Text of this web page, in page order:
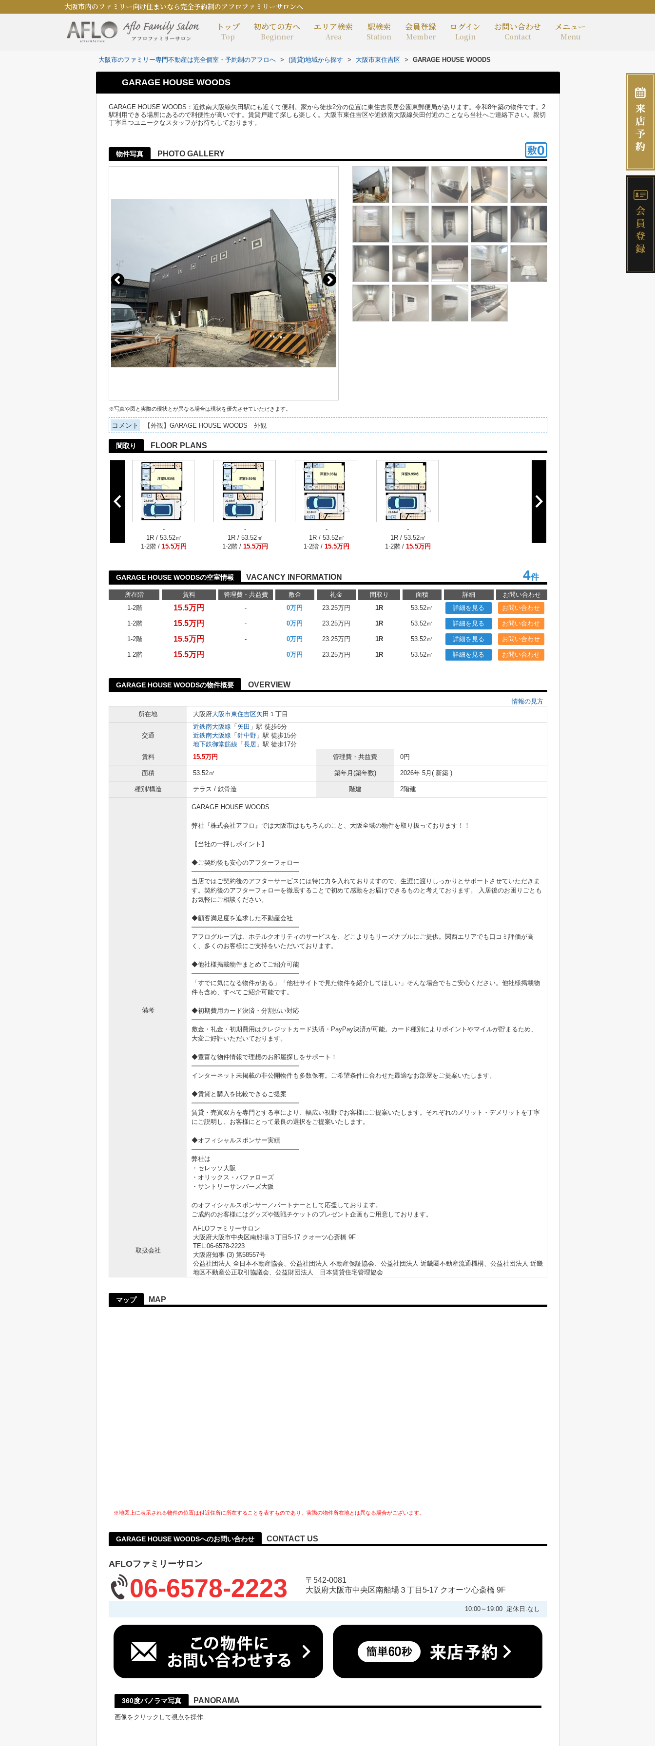
大阪市内のファミリー向け住まいなら完全予約制のアフロファミリーサロンへ
トップ
Top
初めての方へ
Beginner
エリア検索
Area
駅検索
Station
会員登録
Member
ログイン
Login
お問い合わせ
Contact
メニュー
Menu
大阪市のファミリー専門不動産は完全個室・予約制のアフロへ > (賃貸)地域から探す > 大阪市東住吉区 > GARAGE HOUSE WOODS
GARAGE HOUSE WOODS
GARAGE HOUSE WOODS：近鉄南大阪線矢田駅にも近くて便利。家から徒歩2分の位置に東住吉長居公園東郵便局があります。令和8年築の物件です。2
駅利用できる場所にあるので利便性が高いです。賃貸戸建て探しも楽しく。大阪市東住吉区や近鉄南大阪線矢田付近のことなら当社へご連絡下さい。親切
丁寧且つユニークなスタッフがお待ちしております。
物件写真 PHOTO GALLERY
※写真や図と実際の現状とが異なる場合は現状を優先させていただきます。
コメント 【外観】GARAGE HOUSE WOODS 外観
間取り FLOOR PLANS
-
1R / 53.52㎡
1-2階 / 15.5万円
-
1R / 53.52㎡
1-2階 / 15.5万円
-
1R / 53.52㎡
1-2階 / 15.5万円
-
1R / 53.52㎡
1-2階 / 15.5万円
GARAGE HOUSE WOODSの空室情報 VACANCY INFORMATION 4件
所在階 賃料 管理費・共益費 敷金 礼金 間取り 面積 詳細
お問い合わせ
1-2階
15.5万円 - 0万円 23.25万円 1R 53.52㎡ 詳細を見る お問い合わせ
1-2階 15.5万円 - 0万円 23.25万円 1R 53.52㎡ 詳細を見る お問い合わせ
1-2階 15.5万円 - 0万円 23.25万円 1R 53.52㎡ 詳細を見る お問い合わせ
1-2階 15.5万円 - 0万円 23.25万円 1R 53.52㎡ 詳細を見る お問い合わせ
GARAGE HOUSE WOODSの物件概要 OVERVIEW
情報の見方
所在地
大阪府大阪市東住吉区矢田 １丁目
交通
近鉄南大阪線 「 矢田 」駅 徒歩6分
近鉄南大阪線 「 針中野 」駅 徒歩15分
地下鉄御堂筋線 「 長居 」駅 徒歩17分
賃料
15.5万円 管理費・共益費 0円
面積 53.52㎡ 築年月(築年数) 2026年 5月( 新築 )
種別/構造 テラス / 鉄骨造 階建 2階建
備考
GARAGE HOUSE WOODS
弊社『株式会社アフロ』では大阪市はもちろんのこと、大阪全域の物件を取り扱っております！！
【当社の一押しポイント】
◆ご契約後も安心のアフターフォロー
━━━━━━━━━━━━━━━━━
当店ではご契約後のアフターサービスには特に力を入れておりますので、生涯に渡りしっかりとサポートさせていただきま
す。契約後のアフターフォローを徹底することで初めて感動をお届けできるものと考えております。 入居後のお困りごとも
お気軽にご相談ください。
◆顧客満足度を追求した不動産会社
━━━━━━━━━━━━━━━━━
アフログループは、ホテルクオリティのサービスを、どこよりもリーズナブルにご提供。関西エリアでも口コミ評価が高
く、多くのお客様にご支持をいただいております。
◆他社様掲載物件まとめてご紹介可能
━━━━━━━━━━━━━━━━━
「すでに気になる物件がある」「他社サイトで見た物件を紹介してほしい」そんな場合でもご安心ください。他社様掲載物
件も含め、すべてご紹介可能です。
◆初期費用カード決済・分割払い対応
━━━━━━━━━━━━━━━━━
敷金・礼金・初期費用はクレジットカード決済・PayPay決済が可能。カード種別によりポイントやマイルが貯まるため、
大変ご好評いただいております。
◆豊富な物件情報で理想のお部屋探しをサポート！
━━━━━━━━━━━━━━━━━
インターネット未掲載の非公開物件も多数保有。ご希望条件に合わせた最適なお部屋をご提案いたします。
◆賃貸と購入を比較できるご提案
━━━━━━━━━━━━━━━━━
賃貸・売買双方を専門とする事により、幅広い視野でお客様にご提案いたします。それぞれのメリット・デメリットを丁寧
にご説明し、お客様にとって最良の選択をご提案いたします。
◆オフィシャルスポンサー実績
━━━━━━━━━━━━━━━━━
弊社は
・セレッソ大阪
・オリックス・バファローズ
・サントリーサンバーズ大阪
のオフィシャルスポンサー／パートナーとして応援しております。
ご成約のお客様にはグッズや観戦チケットのプレゼント企画もご用意しております。
取扱会社
AFLOファミリーサロン
大阪府大阪市中央区南船場３丁目5-17 クオーツ心斎橋 9F
TEL:06-6578-2223
大阪府知事 (3) 第58557号
公益社団法人 全日本不動産協会、公益社団法人 不動産保証協会、公益社団法人 近畿圏不動産流通機構、公益社団法人 近畿
地区不動産公正取引協議会、公益財団法人 日本賃貸住宅管理協会
マップ MAP
※地図上に表示される物件の位置は付近住所に所在することを表すものであり、実際の物件所在地とは異なる場合がございます。
GARAGE HOUSE WOODSへのお問い合わせ CONTACT US
AFLOファミリーサロン
06-6578-2223
〒542-0081
大阪府大阪市中央区南船場３丁目5-17 クオーツ心斎橋 9F
10:00～19:00 定休日:なし
360度パノラマ写真 PANORAMA
画像をクリックして視点を操作